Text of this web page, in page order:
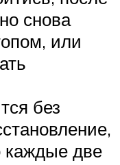
снова
или
без
каждые две